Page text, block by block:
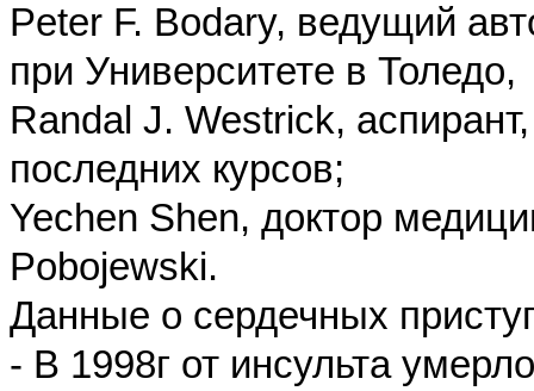
Peter F. Bodary, ведущий
при Университете в Толедо,
Randal J. Westrick,
последних курсов;
Yechen Shen, доктор
Pobojewski.
Данные о сердечных
- В 1998г от инсульта